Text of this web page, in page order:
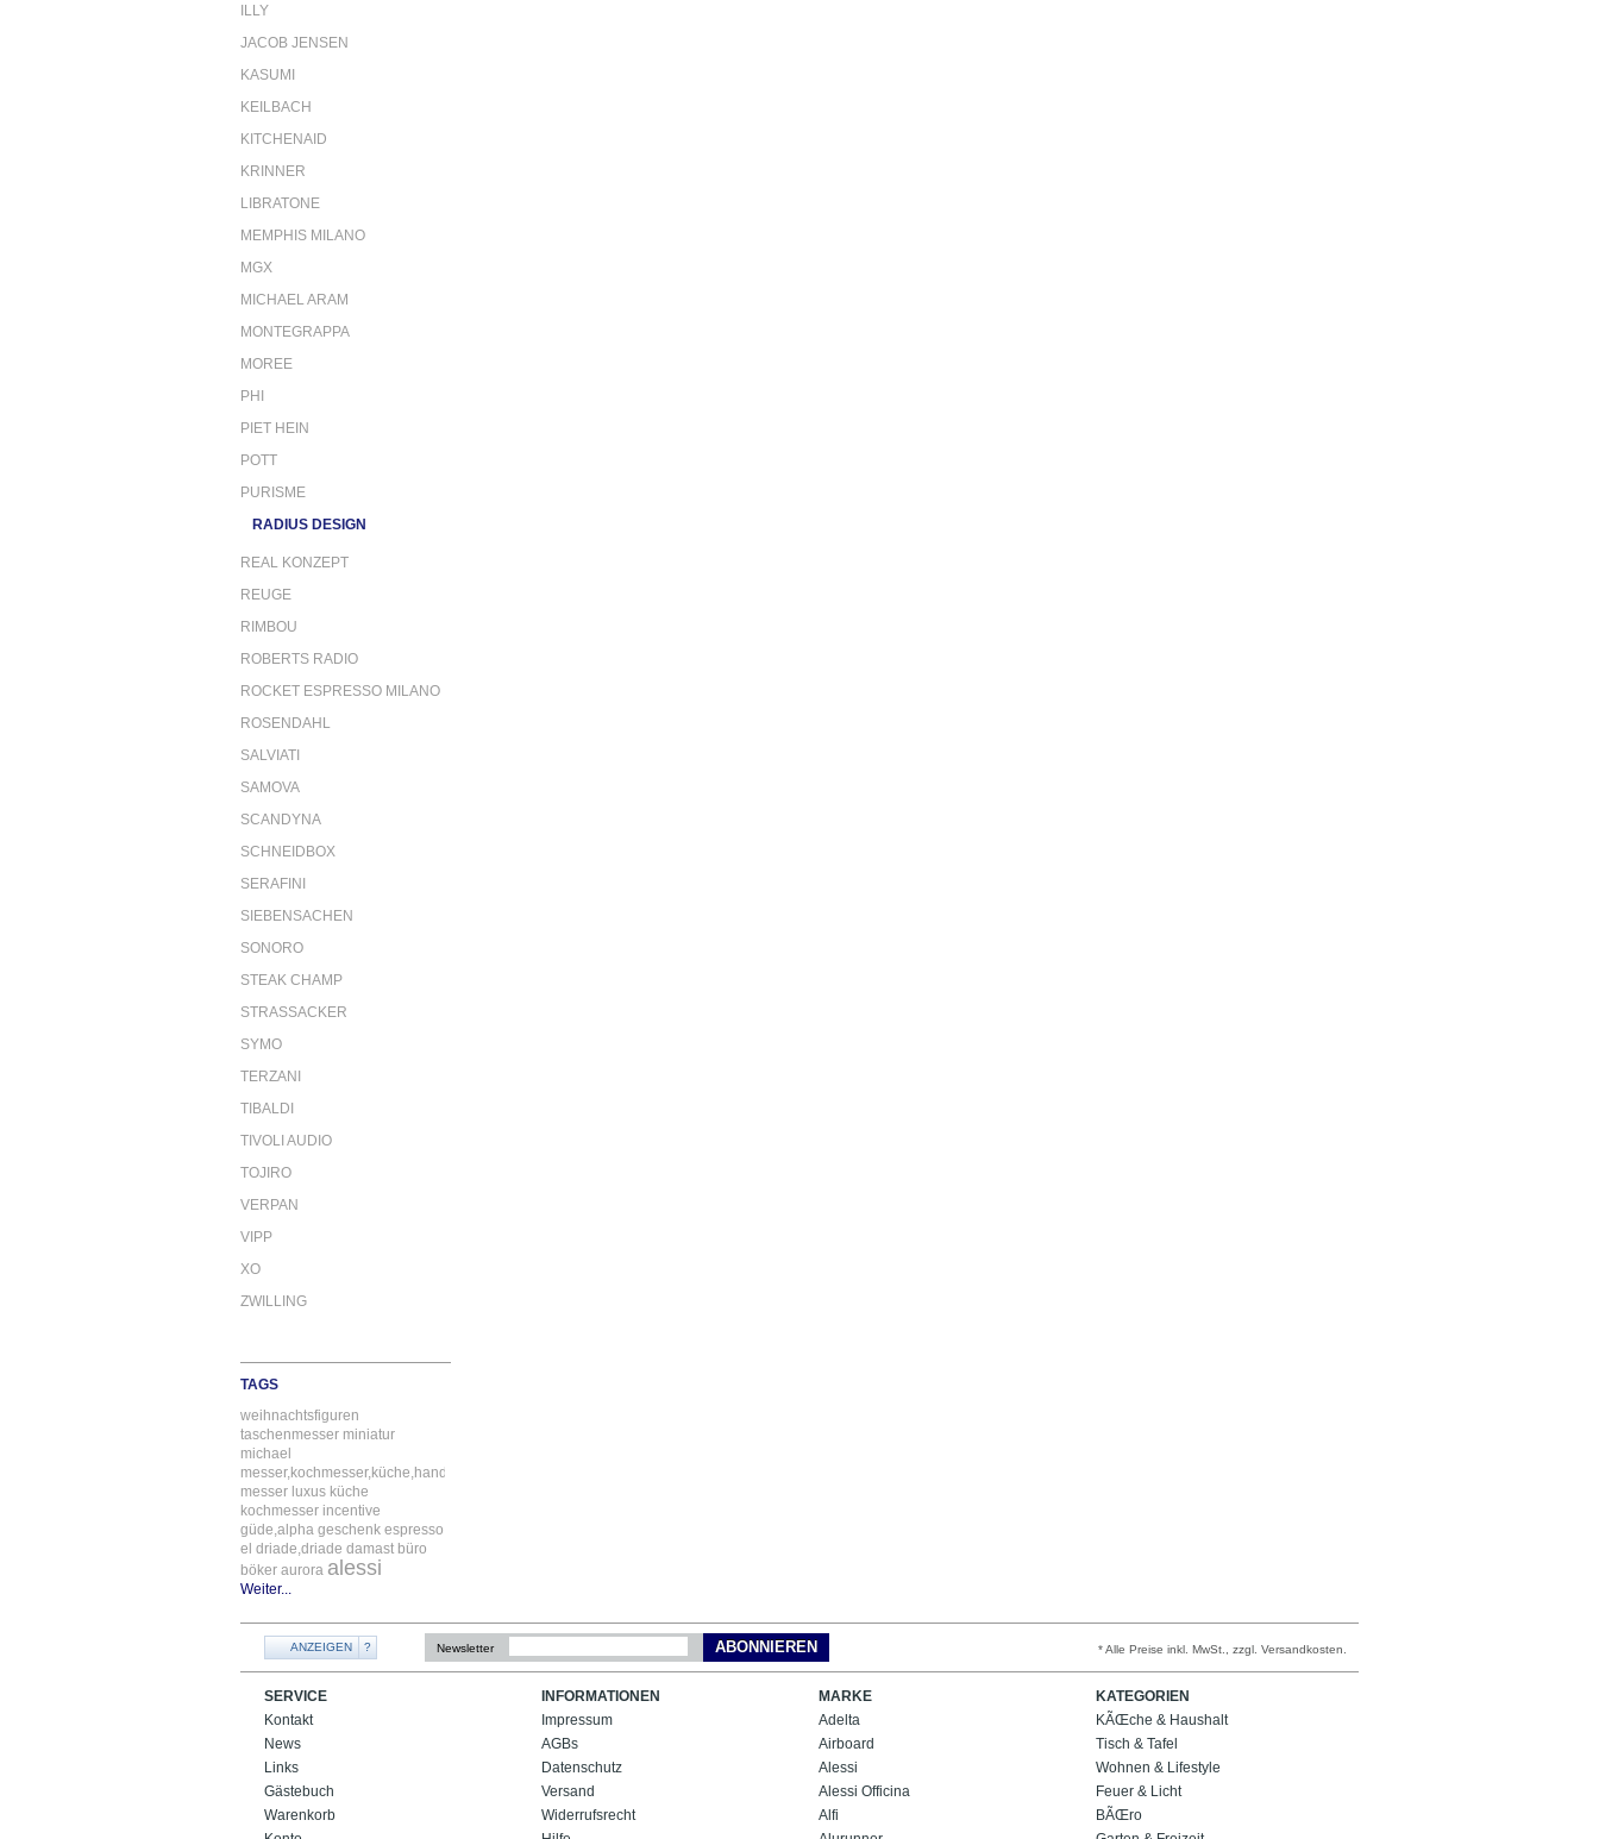
ILLY
JACOB JENSEN
KASUMI
KEILBACH
KITCHENAID
KRINNER
LIBRATONE
MEMPHIS MILANO
MGX
MICHAEL ARAM
MONTEGRAPPA
MOREE
PHI
PIET HEIN
POTT
PURISME
RADIUS DESIGN
REAL KONZEPT
REUGE
RIMBOU
ROBERTS RADIO
ROCKET ESPRESSO MILANO
ROSENDAHL
SALVIATI
SAMOVA
SCANDYNA
SCHNEIDBOX
SERAFINI
SIEBENSACHEN
SONORO
STEAK CHAMP
STRASSACKER
SYMO
TERZANI
TIBALDI
TIVOLI AUDIO
TOJIRO
VERPAN
VIPP
XO
ZWILLING
TAGS
weihnachtsfiguren
taschenmesser miniatur
michael
messer,kochmesser,küche,handgefertigt
messer luxus küche
kochmesser incentive
güde,alpha geschenk espresso
el driade,driade damast büro
böker aurora alessi
Weiter...
ANZEIGEN ? Newsletter ABONNIEREN * Alle Preise inkl. MwSt., zzgl. Versandkosten.
SERVICE
Kontakt
News
Links
Gästebuch
Warenkorb
INFORMATIONEN
Impressum
AGBs
Datenschutz
Versand
Widerrufsrecht
MARKE
Adelta
Airboard
Alessi
Alessi Officina
Alfi
KATEGORIEN
KÃŒche & Haushalt
Tisch & Tafel
Wohnen & Lifestyle
Feuer & Licht
BÃŒro